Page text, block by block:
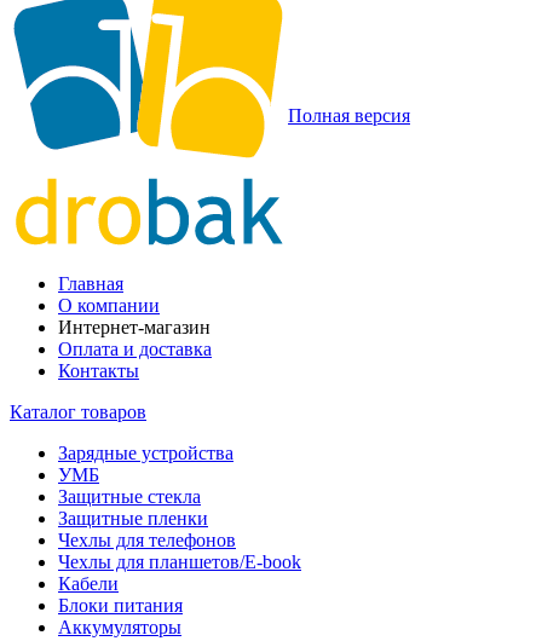
Полная версия
Главная
О компании
Интернет-магазин
Оплата и доставка
Контакты
Каталог товаров
Зарядные устройства
УМБ
Защитные стекла
Защитные пленки
Чехлы для телефонов
Чехлы для планшетов/E-book
Кабели
Блоки питания
Аккумуляторы